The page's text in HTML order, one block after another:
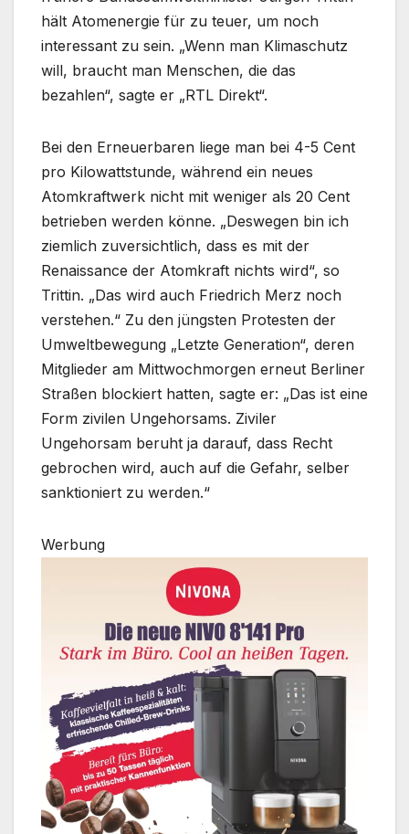
hält Atomenergie für zu teuer, um noch
interessant zu sein. „Wenn man Klimaschutz
will, braucht man Menschen, die das
bezahlen“, sagte er „RTL Direkt“.
Bei den Erneuerbaren liege man bei 4-5 Cent
pro Kilowattstunde, während ein neues
Atomkraftwerk nicht mit weniger als 20 Cent
betrieben werden könne. „Deswegen bin ich
ziemlich zuversichtlich, dass es mit der
Renaissance der Atomkraft nichts wird“, so
Trittin. „Das wird auch Friedrich Merz noch
verstehen.“ Zu den jüngsten Protesten der
Umweltbewegung „Letzte Generation“, deren
Mitglieder am Mittwochmorgen erneut Berliner
Straßen blockiert hatten, sagte er: „Das ist eine
Form zivilen Ungehorsams. Ziviler
Ungehorsam beruht ja darauf, dass Recht
gebrochen wird, auch auf die Gefahr, selber
sanktioniert zu werden.“
Werbung